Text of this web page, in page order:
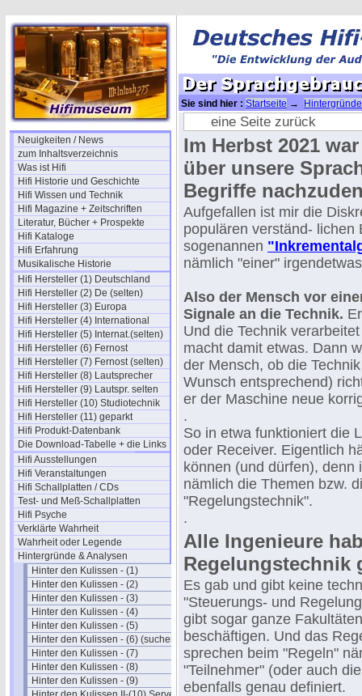
Neuigkeiten / News
zum Inhaltsverzeichnis
Was ist Hifi
Hifi Historie und Geschichte
Hifi Wissen und Technik
Hifi Magazine + Zeitschriften
Literatur, Bücher + Prospekte
Hifi Kataloge
Hifi Erfahrung
Musikalische Historie
Hifi Hersteller (1) Deutschland
Hifi Hersteller (2) De (selten)
Hifi Hersteller (3) Europa
Hifi Hersteller (4) International
Hifi Hersteller (5) Internat.(selten)
Hifi Hersteller (6) Fernost
Hifi Hersteller (7) Fernost (selten)
Hifi Hersteller (8) Lautsprecher
Hifi Hersteller (9) Lautspr. selten
Hifi Hersteller (10) Studiotechnik
Hifi Hersteller (11) geparkt
Hifi Produkt-Datenbank
Die Download-Tabelle + die Links
Hifi Ausstellungen
Hifi Veranstaltungen
Hifi Schallplatten / CDs
Test- und Meß-Schallplatten
Hifi Psyche
Verklärte Wahrheit
Wahrheit oder Legende
Hintergründe & Analysen
Hinter den Kulissen - (1)
Hinter den Kulissen - (2)
Hinter den Kulissen - (3)
Hinter den Kulissen - (4)
Hinter den Kulissen - (5)
Hinter den Kulissen - (6) (suchen)
Hinter den Kulissen - (7)
Hinter den Kulissen - (8)
Hinter den Kulissen - (9)
Sie sind hier : Startseite →
eine Seite zurück
Im Herbst 2021
über unsere
Begriffe
Aufgefallen ist mir die
populären verständ- lichen
sogenannen
nämlich "einer"
Also der Mensch vor
Signale an die Technik.
Und die Technik
macht damit etwas. Dann
der Mensch, ob die
Wunsch entsprechend)
er der Maschine neue
.
So in etwa funktioniert die
oder Receiver. Eigentlich
können (und dürfen),
nämlich die Themen bzw.
"Regelungstechnik".
.
Alle Ingenieure
Regelungstechnik
Es gab und gibt keine
"Steuerungs- und
gibt sogar ganze
beschäftigen. Und das
sprechen beim "Regeln"
"Teilnehmer" (oder auch
ebenfalls genau definiert.